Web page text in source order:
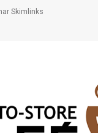
Skimlinks